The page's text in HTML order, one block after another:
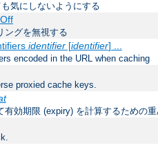
気にしないようにする
ングを無視する
identifier[identifier] ...
encoded in the URL when caching
proxied cache keys.
有効期限 (expiry) を計算するための